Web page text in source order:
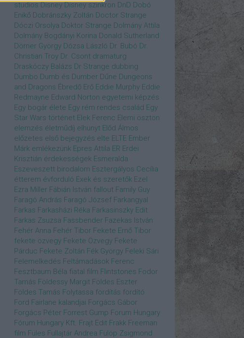
studios Disney Disney szinkron DnD Dobó
Enikő Dobránszky Zoltán Doctor Strange
Dóczi Orsolya Doktor Strange Dolmány Attila
Dolmány Bogdányi Korina Donald Sutherland
Dörner György Dózsa László Dr. Bubó Dr.
Christian Troy Dr. Csont dramaturg
Draskóczy Balázs Dr Strange dubbing
Dumbo Dumb és Dumber Dűne Dungeons
and Dragons Ébredő Erő Eddie Murphy Eddie
Redmayne Edward Norton egyetemi képzés
Egy bogár élete Egy rém rendes család Egy
Star Wars történet Elek Ferenc Elemi ösztön
elemzés életműdíj elhunyt Előd Álmos
előzetes első bejegyzés elte ELTE Ember
Márk emlékezünk Epres Attila ER Erdei
Krisztián érdekességek Esmeralda
Eszeveszett birodalom Esztergályos Cecília
étterem évforduló Exek és szeretők Ezel
Ezra Miller Fábián István fallout Family Guy
Faragó András Faragó József Farkangyal
Farkas Farkasházi Réka Farkasinszky Edit
Farkas Zsuzsa Fassbender Fazekas István
Fehér Anna Fehér Tibor Fekete Ernő Tibor
fekete özvegy Fekete Özvegy Fekete
Párduc Fekete Zoltán Fék György Feleki Sári
Felemelkedés Feltámadások Ferenc
Fesztbaum Béla fiatal film Flintstones Fodor
Tamás Földessy Margit Földes Eszter
Földes Tamás Folytassa fordítás fordító
Ford Fairlane kalandjai Forgács Gábor
Forgács Péter Forrest Gump Forum Hungary
Fórum Hungary Kft. Frajt Edit Frakk Freeman
film Füles Fullajtár Andrea Fülöp Zsigmond